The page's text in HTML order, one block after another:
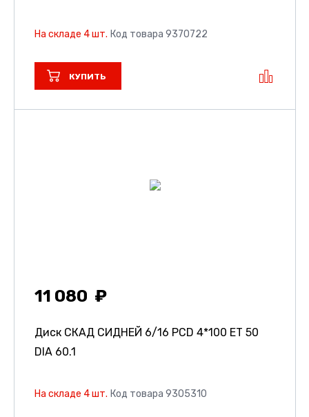
На складе 4 шт. Код товара 9370722
КУПИТЬ
11 080
Диск СКАД СИДНЕЙ 6/16 PCD 4*100 ET 50
DIA 60.1
На складе 4 шт. Код товара 9305310